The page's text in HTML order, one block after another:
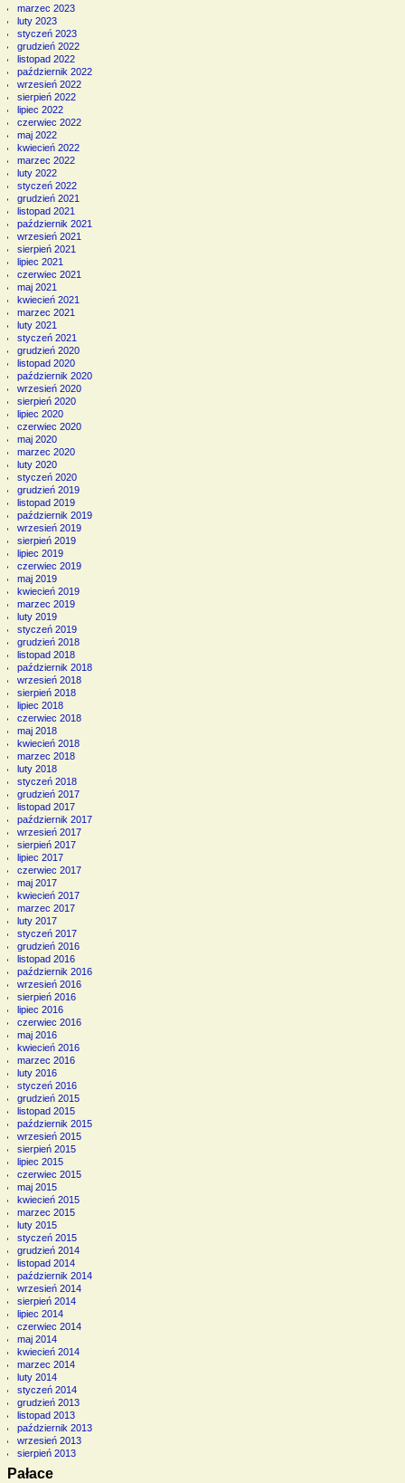
marzec 2023
luty 2023
styczeń 2023
grudzień 2022
listopad 2022
październik 2022
wrzesień 2022
sierpień 2022
lipiec 2022
czerwiec 2022
maj 2022
kwiecień 2022
marzec 2022
luty 2022
styczeń 2022
grudzień 2021
listopad 2021
październik 2021
wrzesień 2021
sierpień 2021
lipiec 2021
czerwiec 2021
maj 2021
kwiecień 2021
marzec 2021
luty 2021
styczeń 2021
grudzień 2020
listopad 2020
październik 2020
wrzesień 2020
sierpień 2020
lipiec 2020
czerwiec 2020
maj 2020
marzec 2020
luty 2020
styczeń 2020
grudzień 2019
listopad 2019
październik 2019
wrzesień 2019
sierpień 2019
lipiec 2019
czerwiec 2019
maj 2019
kwiecień 2019
marzec 2019
luty 2019
styczeń 2019
grudzień 2018
listopad 2018
październik 2018
wrzesień 2018
sierpień 2018
lipiec 2018
czerwiec 2018
maj 2018
kwiecień 2018
marzec 2018
luty 2018
styczeń 2018
grudzień 2017
listopad 2017
październik 2017
wrzesień 2017
sierpień 2017
lipiec 2017
czerwiec 2017
maj 2017
kwiecień 2017
marzec 2017
luty 2017
styczeń 2017
grudzień 2016
listopad 2016
październik 2016
wrzesień 2016
sierpień 2016
lipiec 2016
czerwiec 2016
maj 2016
kwiecień 2016
marzec 2016
luty 2016
styczeń 2016
grudzień 2015
listopad 2015
październik 2015
wrzesień 2015
sierpień 2015
lipiec 2015
czerwiec 2015
maj 2015
kwiecień 2015
marzec 2015
luty 2015
styczeń 2015
grudzień 2014
listopad 2014
październik 2014
wrzesień 2014
sierpień 2014
lipiec 2014
czerwiec 2014
maj 2014
kwiecień 2014
marzec 2014
luty 2014
styczeń 2014
grudzień 2013
listopad 2013
październik 2013
wrzesień 2013
sierpień 2013
Pałace